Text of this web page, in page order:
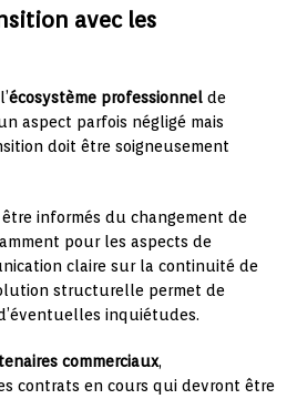
avec les
écosystème professionnel de
aspect parfois négligé mais
doit être soigneusement
informés du changement de
pour les aspects de
claire sur la continuité de
structurelle permet de
inquiétudes.
commerciaux,
contrats en cours qui devront être